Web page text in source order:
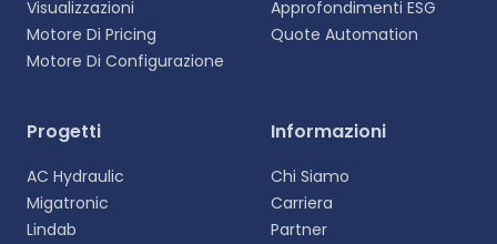
Visualizzazioni
Motore Di Pricing
Motore Di Configurazione
Approfondimenti ESG
Quote Automation
Progetti
AC Hydraulic
Migatronic
Lindab
Informazioni
Chi Siamo
Carriera
Partner